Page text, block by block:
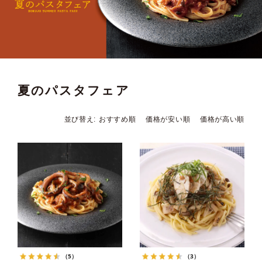
夏のパスタフェア
並び替え おすすめ順 価格が安い順 価格が高い順
（5） （3）